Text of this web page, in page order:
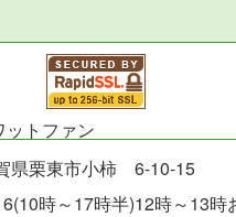
ットファン
県栗東市小柿 6-10-15
時～17時半)12時～13時